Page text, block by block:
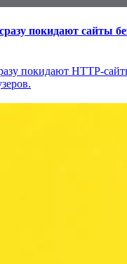
покидают сайты
покидают HTTP-